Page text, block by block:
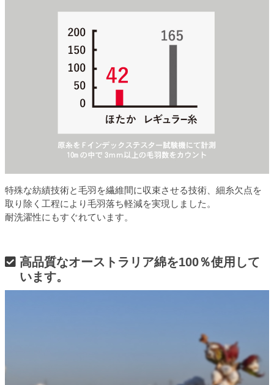
特殊な紡績技術と毛羽を繊維間に収束させる技術、細糸欠点を
取り除く工程により毛羽落ち軽減を実現しました。
耐洗濯性にもすぐれています。
高品質なオーストラリア綿を100％使用して
います。